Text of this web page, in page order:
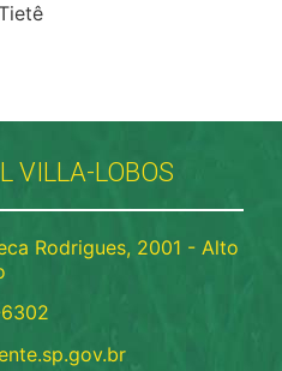
VILLA-LOBOS
Rodrigues, 2001 - Alto